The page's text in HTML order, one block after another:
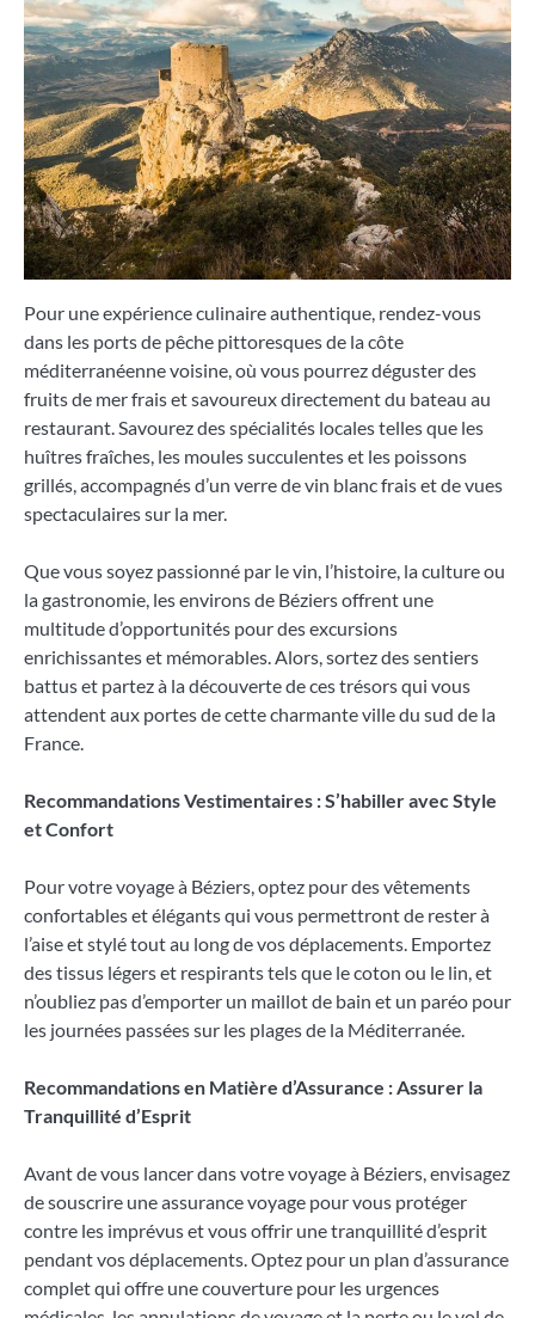
Pour une expérience culinaire authentique, rendez-vous
dans les ports de pêche pittoresques de la côte
méditerranéenne voisine, où vous pourrez déguster des
fruits de mer frais et savoureux directement du bateau au
restaurant. Savourez des spécialités locales telles que les
huîtres fraîches, les moules succulentes et les poissons
grillés, accompagnés d’un verre de vin blanc frais et de vues
spectaculaires sur la mer.
Que vous soyez passionné par le vin, l’histoire, la culture ou
la gastronomie, les environs de Béziers offrent une
multitude d’opportunités pour des excursions
enrichissantes et mémorables. Alors, sortez des sentiers
battus et partez à la découverte de ces trésors qui vous
attendent aux portes de cette charmante ville du sud de la
France.
Recommandations Vestimentaires : S’habiller avec Style
et Confort
Pour votre voyage à Béziers, optez pour des vêtements
confortables et élégants qui vous permettront de rester à
l’aise et stylé tout au long de vos déplacements. Emportez
des tissus légers et respirants tels que le coton ou le lin, et
n’oubliez pas d’emporter un maillot de bain et un paréo pour
les journées passées sur les plages de la Méditerranée.
Recommandations en Matière d’Assurance : Assurer la
Tranquillité d’Esprit
Avant de vous lancer dans votre voyage à Béziers, envisagez
de souscrire une assurance voyage pour vous protéger
contre les imprévus et vous offrir une tranquillité d’esprit
pendant vos déplacements. Optez pour un plan d’assurance
complet qui offre une couverture pour les urgences